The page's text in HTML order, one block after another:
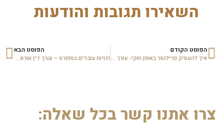
השאירו תגובות והודעות
הפוסט הקודם
איך להעסיק פרילנסר באופן חוקי- עורך דין אוראל הרשקוביץ
הפוסט הבא
זכויות עובדים בספורט – עורך דין אוראל הרשקוביץ
צרו אתנו קשר בכל שאלה: